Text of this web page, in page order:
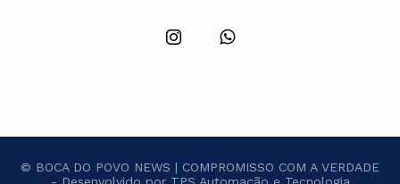
© BOCA DO POVO NEWS | COMPROMISSO COM A VERDADE